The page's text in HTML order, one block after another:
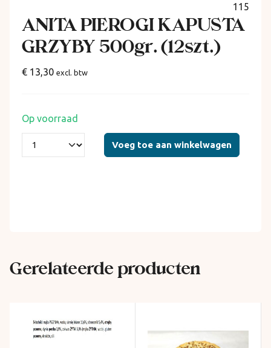
115
ANITA PIEROGI KAPUSTA
GRZYBY 500gr. (12szt.)
€ 13,30 excl. btw
Op voorraad
Voeg toe aan winkelwagen
Gerelateerde producten